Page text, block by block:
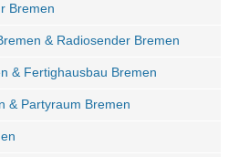
Bremen
& Radiosender Bremen
& Fertighausbau Bremen
& Partyraum Bremen